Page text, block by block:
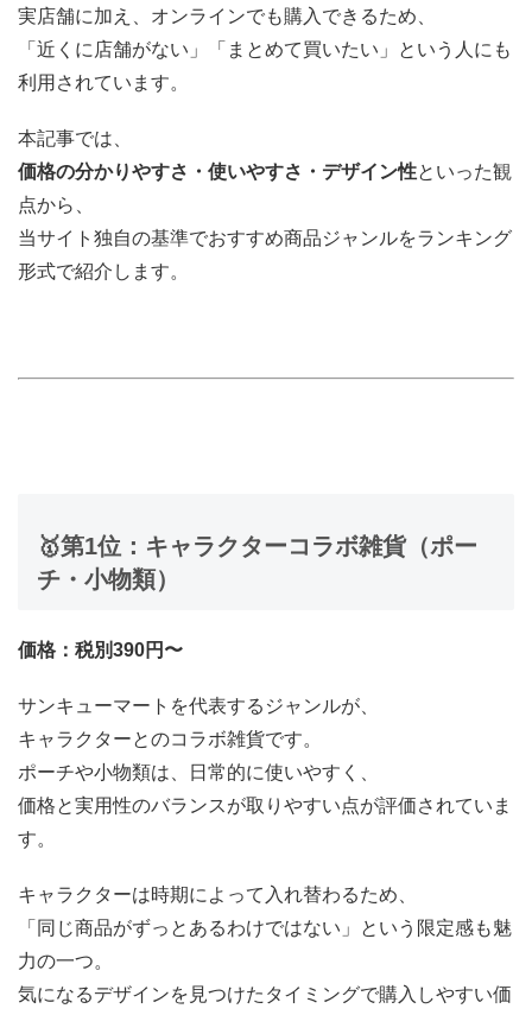
実店舗に加え、オンラインでも購入できるため、
「近くに店舗がない」「まとめて買いたい」という人にも
利用されています。
本記事では、
価格の分かりやすさ・使いやすさ・デザイン性といった観
点から、
当サイト独自の基準でおすすめ商品ジャンルをランキング
形式で紹介します。
🥇第1位：キャラクターコラボ雑貨（ポー
チ・小物類）
価格：税別390円〜
サンキューマートを代表するジャンルが、
キャラクターとのコラボ雑貨です。
ポーチや小物類は、日常的に使いやすく、
価格と実用性のバランスが取りやすい点が評価されていま
す。
キャラクターは時期によって入れ替わるため、
「同じ商品がずっとあるわけではない」という限定感も魅
力の一つ。
気になるデザインを見つけたタイミングで購入しやすい価